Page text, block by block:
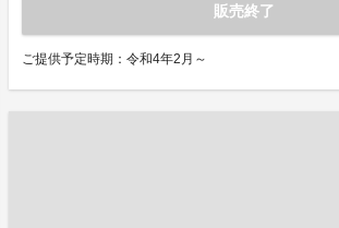
販売終了
ご提供予定時期：令和4年2月～